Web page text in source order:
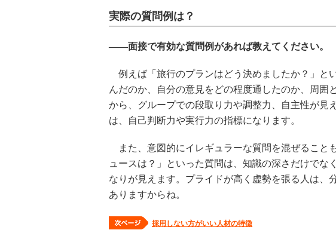
実際の質問例は？
――面接で有効な質問例があれば教えてください。
例えば「旅行のプランはどう決めましたか？」と
んだのか、自分の意見をどの程度通したのか、周囲
から、グループでの段取り力や調整力、自主性が見
は、自己判断力や実行力の指標になります。
また、意図的にイレギュラーな質問を混ぜること
ュースは？」といった質問は、知識の深さだけでな
なりが見えます。プライドが高く虚勢を張る人は、
ありますからね。
採用しない方がいい人材の特徴